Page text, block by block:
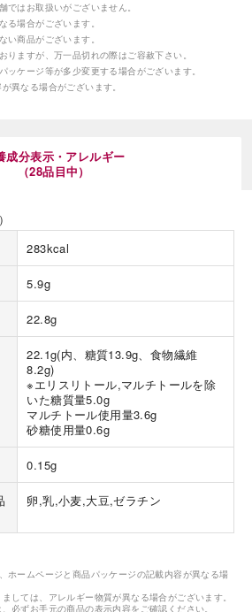
はお取扱いがございません。
る場合がございます。
い商品がございます。
りますが、万一品切れの際はご容赦下さい。
ッケージ等が多少変更する場合がございます。
異なる場合がございます。
成分表示・アレルギー
（28品目中）
283kcal
5.9g
22.8g
22.1g(内、糖質13.9g、食物繊維
8.2g)
※エリスリトール,マルチトールを除
いた糖質量5.0g
マルチトール使用量3.6g
砂糖使用量0.6g
0.15g
卵,乳,小麦,大豆,ゼラチン
ホームページと商品パッケージの記載内容が異なる場
しては、アレルギー物質が異なる場合がございます。
必ずお手元の商品の表示内容をご確認ください。
Indonesia
Malaysia
UAE
Thailand
Vietnam